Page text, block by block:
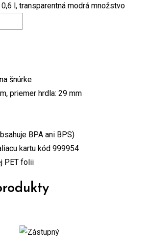
0,6 l, transparentná modrá množstvo
šnúrke
priemer hrdla: 29 mm
BPA ani BPS)
kartu kód 999954
PET folii